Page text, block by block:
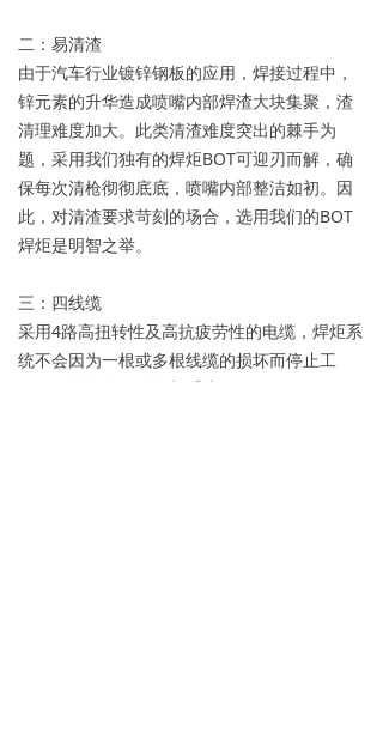
二：易清渣
由于汽车行业镀锌钢板的应用，焊接过程中，
锌元素的升华造成喷嘴内部焊渣大块集聚，渣
清理难度加大。此类清渣难度突出的棘手为
题，采用我们独有的焊炬BOT可迎刃而解，确
保每次清枪彻彻底底，喷嘴内部整洁如初。因
此，对清渣要求苛刻的场合，选用我们的BOT
焊炬是明智之举。
三：四线缆
采用4路高扭转性及高抗疲劳性的电缆，焊炬系
统不会因为一根或多根线缆的损坏而停止工
作，另外还有双路冷却系统。